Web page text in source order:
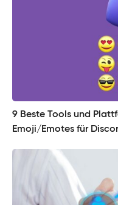
9 Beste Tools und
Emoji/Emotes für